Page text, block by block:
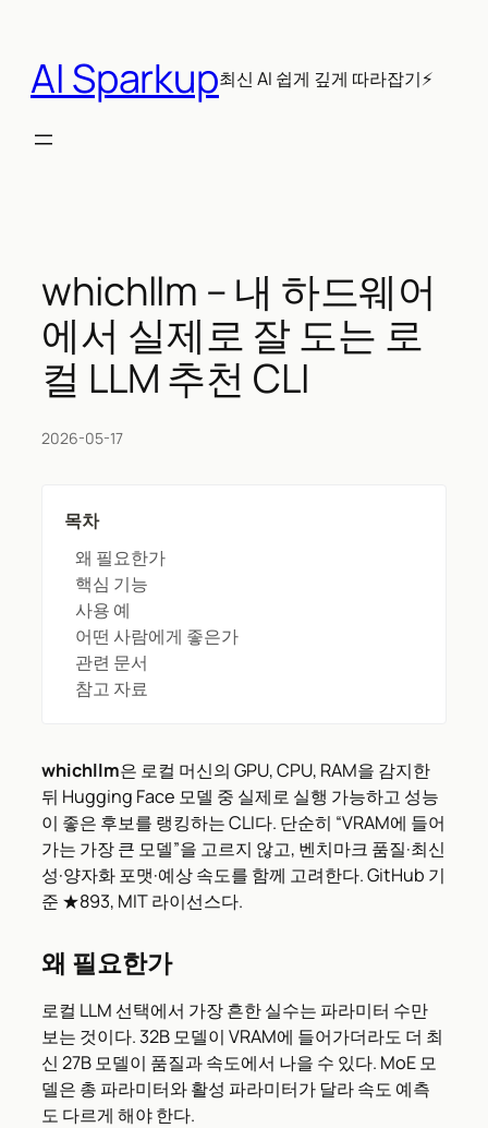
AI Sparkup최신 AI 쉽게 깊게 따라잡기⚡
whichllm – 내 하드웨어
에서 실제로 잘 도는 로
컬 LLM 추천 CLI
2026-05-17
목차
왜 필요한가
핵심 기능
사용 예
어떤 사람에게 좋은가
관련 문서
참고 자료
whichllm은 로컬 머신의 GPU, CPU, RAM을 감지한
뒤 Hugging Face 모델 중 실제로 실행 가능하고 성능
이 좋은 후보를 랭킹하는 CLI다. 단순히 “VRAM에 들어
가는 가장 큰 모델”을 고르지 않고, 벤치마크 품질·최신
성·양자화 포맷·예상 속도를 함께 고려한다. GitHub 기
준 ★893, MIT 라이선스다.
왜 필요한가
로컬 LLM 선택에서 가장 흔한 실수는 파라미터 수만
보는 것이다. 32B 모델이 VRAM에 들어가더라도 더 최
신 27B 모델이 품질과 속도에서 나을 수 있다. MoE 모
델은 총 파라미터와 활성 파라미터가 달라 속도 예측
도 다르게 해야 한다.